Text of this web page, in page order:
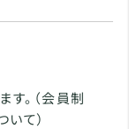
。（会員制
いて）